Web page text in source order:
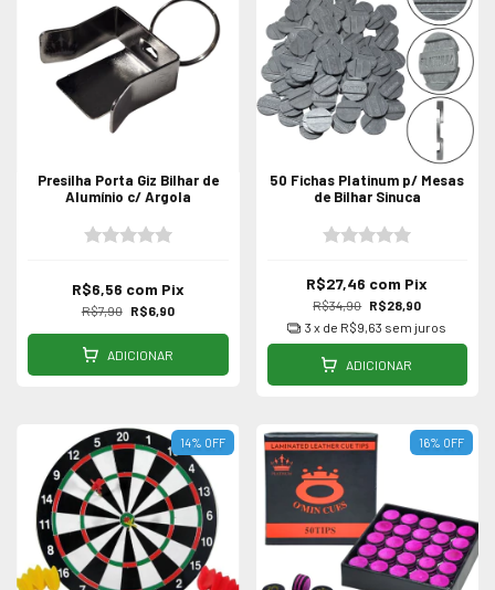
Presilha Porta Giz Bilhar de
Alumínio c/ Argola
R$7,90 R$6,90
R$6,56 com Pix
ADICIONAR
50 Fichas Platinum p/ Mesas
de Bilhar Sinuca
R$34,90 R$28,90
R$27,46 com Pix
3 x de R$9,63 sem juros
ADICIONAR
14% OFF 16% OFF